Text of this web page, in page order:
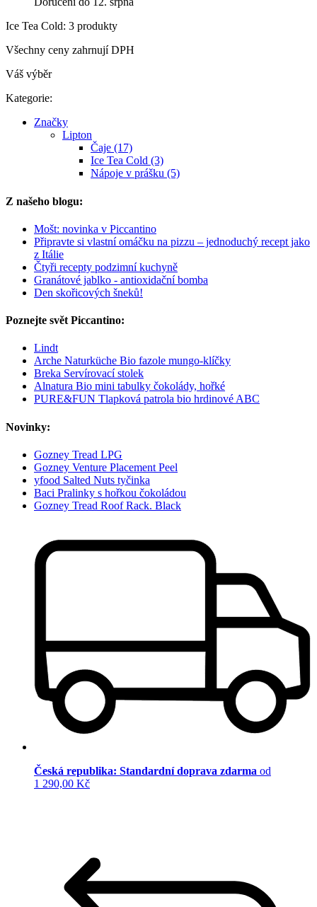
Ice Tea Cold: 3 produkty
Všechny ceny zahrnují DPH
Váš výběr
Kategorie:
Značky
Lipton
Čaje (17)
Ice Tea Cold (3)
Nápoje v prášku (5)
Z našeho blogu:
Mošt: novinka v Piccantino
Připravte si vlastní omáčku na pizzu – jednoduchý recept jako
z Itálie
Čtyři recepty podzimní kuchyně
Granátové jablko - antioxidační bomba
Den skořicových šneků!
Poznejte svět Piccantino:
Lindt
Arche Naturküche Bio fazole mungo-klíčky
Breka Servírovací stolek
Alnatura Bio mini tabulky čokolády, hořké
PURE&FUN Tlapková patrola bio hrdinové ABC
Novinky:
Gozney Tread LPG
Gozney Venture Placement Peel
yfood Salted Nuts tyčinka
Baci Pralinky s hořkou čokoládou
Gozney Tread Roof Rack. Black
Česká republika: Standardní doprava zdarma od
1 290,00 Kč